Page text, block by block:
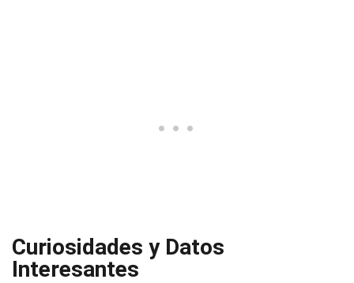
Curiosidades y Datos
Interesantes